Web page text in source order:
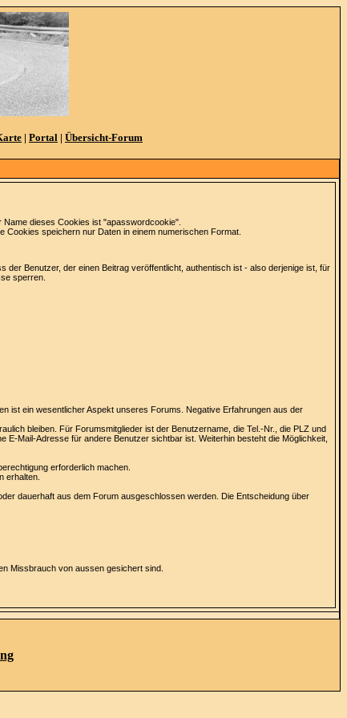
| Portal | Übersicht-Forum
dieses Cookies ist "apasswordcookie".
speichern nur Daten in einem numerischen Format.
Benutzer, der einen Beitrag veröffentlicht, authentisch ist - also derjenige ist, für
sperren.
ist ein wesentlicher Aspekt unseres Forums. Negative Erfahrungen aus der
bleiben. Für Forumsmitglieder ist der Benutzername, die Tel.-Nr., die PLZ und
Mail-Adresse für andere Benutzer sichtbar ist. Weiterhin besteht die Möglichkeit,
erforderlich machen.
erhalten.
dauerhaft aus dem Forum ausgeschlossen werden. Die Entscheidung über
Missbrauch von aussen gesichert sind.